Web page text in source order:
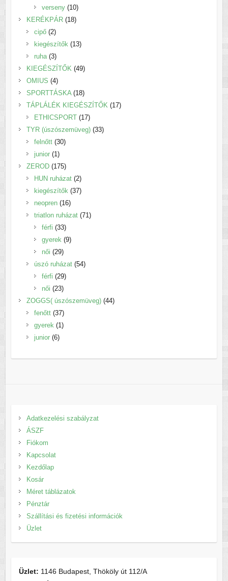
termék
verseny 1010
termék
KERÉKPÁR 1818
cipő 22
termék
kiegészítők 1313
ruha 33
termék
KIEGÉSZÍTŐK 4949
OMIUS 44
termék
SPORTTÁSKA 1818
termék
TÁPLÁLÉK KIEGÉSZÍTŐK 1717
ETHICSPORT 1717
termék
TYR (úszószemüveg) 3333
felnőtt 3030
junior 11
termék
ZEROD 175175
termék
HUN ruházat 22
termék
kiegészítők 3737
neopren 1616
termék
triatlon ruházat 7171
férfi 3333
termék
gyerek 99
női 2929
termék
úszó ruházat 5454
férfi 2929
termék
női 2323
termék
ZOGGS( úszószemüveg) 4444
fenőtt 3737
termék
gyerek 11
junior 66
Adatkezelési szabályzat
ÁSZF
Fiókom
Kapcsolat
Kezdőlap
Kosár
Méret táblázatok
Pénztár
Szállítási és fizetési információk
Üzlet
Üzlet: 1146 Budapest, Thököly út 112/A